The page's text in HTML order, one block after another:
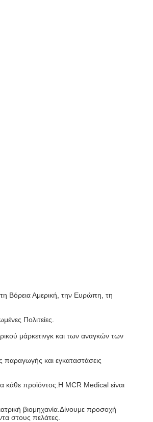
Βόρεια Αμερική, την Ευρώπη, τη
Πολιτείες.
μάρκετινγκ και των αναγκών των
και εγκαταστάσεις
κάθε προϊόντος.Η MCR Medical είναι
βιομηχανία.Δίνουμε προσοχή
στους πελάτες.